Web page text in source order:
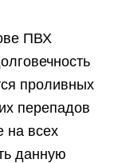
ПВХ
проливных
перепадов
на всех
данную